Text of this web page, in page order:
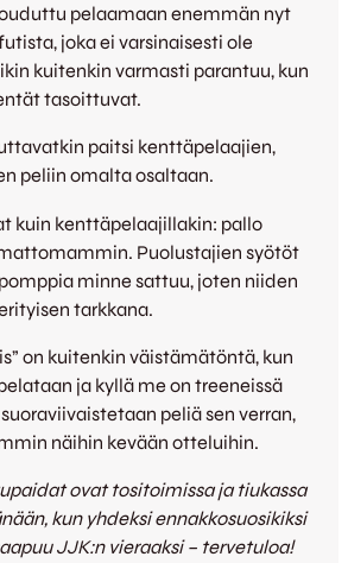
pelaamaan enemmän nyt
joka ei varsinaisesti ole
kuitenkin varmasti parantuu, kun
tasoittuvat.
paitsi kenttäpelaajien,
peliin omalta osaltaan.
kuin kenttäpelaajillakin: pallo
Puolustajien syötöt
minne sattuu, joten niiden
tarkkana.
on kuitenkin väistämätöntä, kun
ja kyllä me on treeneissä
peliä sen verran,
näihin kevään otteluihin.
ovat tositoimissa ja tiukassa
kun yhdeksi ennakkosuosikiksi
JJK:n vieraaksi – tervetuloa!